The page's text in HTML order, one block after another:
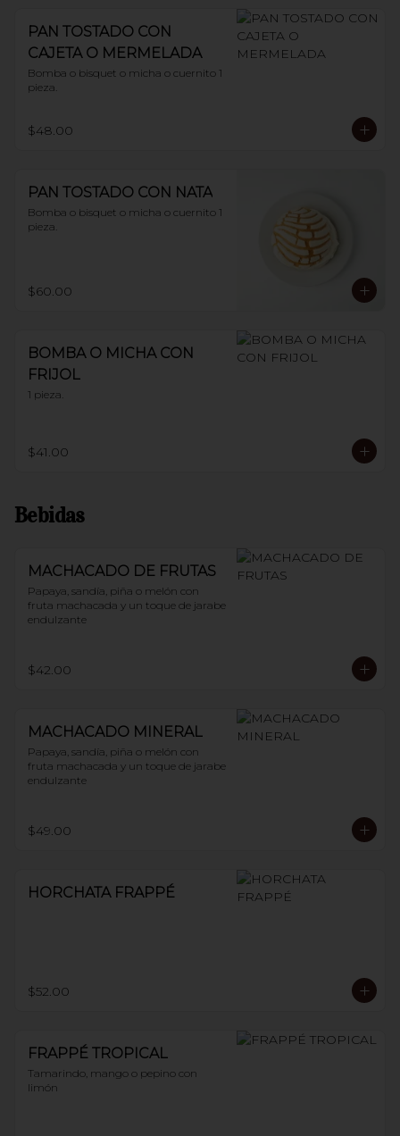
PAN TOSTADO CON
CAJETA O MERMELADA
Bomba o bisquet o micha o cuernito 1
pieza.
$48.00
PAN TOSTADO CON NATA
Bomba o bisquet o micha o cuernito 1
pieza.
$60.00
BOMBA O MICHA CON
FRIJOL
1 pieza.
$41.00
Bebidas
MACHACADO DE FRUTAS
Papaya, sandía, piña o melón con
fruta machacada y un toque de jarabe
endulzante
$42.00
MACHACADO MINERAL
Papaya, sandía, piña o melón con
fruta machacada y un toque de jarabe
endulzante
$49.00
HORCHATA FRAPPÉ
$52.00
FRAPPÉ TROPICAL
Tamarindo, mango o pepino con
limón